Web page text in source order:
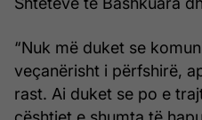
“Nuk më duket se
veçanërisht i përfshirë,
rast. Ai duket se po e